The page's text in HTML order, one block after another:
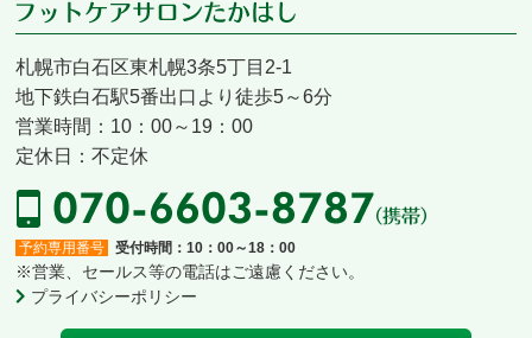
札幌市白石区東札幌3条5丁目2-1
地下鉄白石駅5番出口より徒歩5～6分
営業時間：10：00～19：00
定休日：不定休
予約専用番号 受付時間：10：00～18：00
※営業、セールス等の電話はご遠慮ください。
プライバシーポリシー